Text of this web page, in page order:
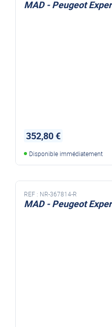
MAD - Peugeot
352,80 €
Disponible immédiatement
REF : NR-367814-R
MAD - Peugeot